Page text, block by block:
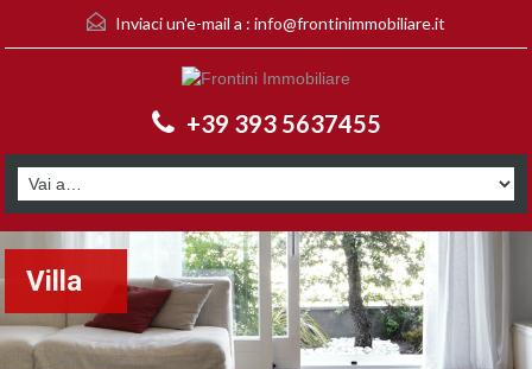
Inviaci un'e-mail a : info@frontinimmobiliare.it
+39 393 5637455
Villa